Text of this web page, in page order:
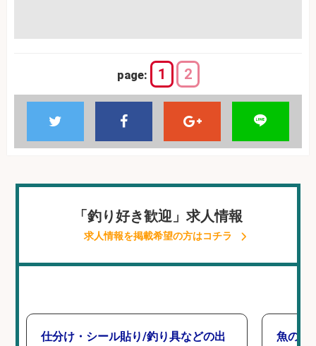
page: 1 2
「釣り好き歓迎」求人情報
求人情報を掲載希望の方はコチラ
仕分け・シール貼り/釣り具などの出
魚の「